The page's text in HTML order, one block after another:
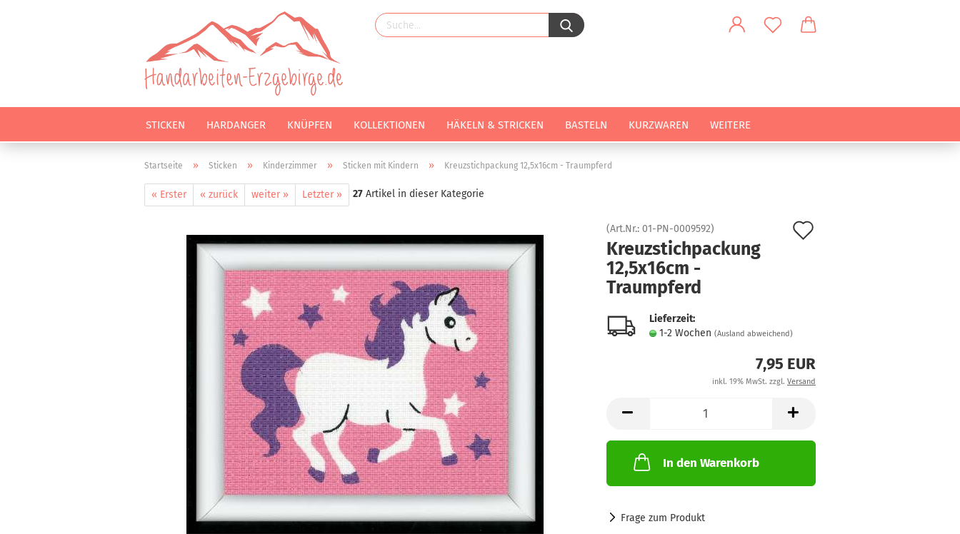
STICKEN HARDANGER KNÜPFEN KOLLEKTIONEN HÄKELN & STRICKEN BASTELN KURZWAREN WEITERE
Startseite » Sticken » Kinderzimmer » Sticken mit Kindern » Kreuzstichpackung 12,5x16cm - Traumpferd
« Erster « zurück weiter » Letzter » 27 Artikel in dieser Kategorie
(Art.Nr.: 01-PN-0009592)
Kreuzstichpackung
12,5x16cm -
Traumpferd
Lieferzeit:
1-2 Wochen (Ausland abweichend)
7,95 EUR
inkl. 19% MwSt. zzgl. Versand
In den Warenkorb
Frage zum Produkt